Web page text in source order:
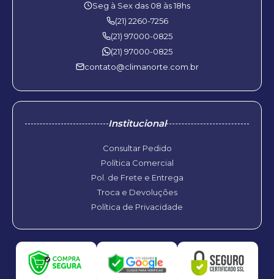
Seg à Sex das 08 às 18hs
(21) 2260-7256
(21) 97000-0825
(21) 97000-0825
contato@climanorte.com.br
Institucional
Consultar Pedido
Política Comercial
Pol. de Frete e Entrega
Troca e Devoluções
Política de Privacidade